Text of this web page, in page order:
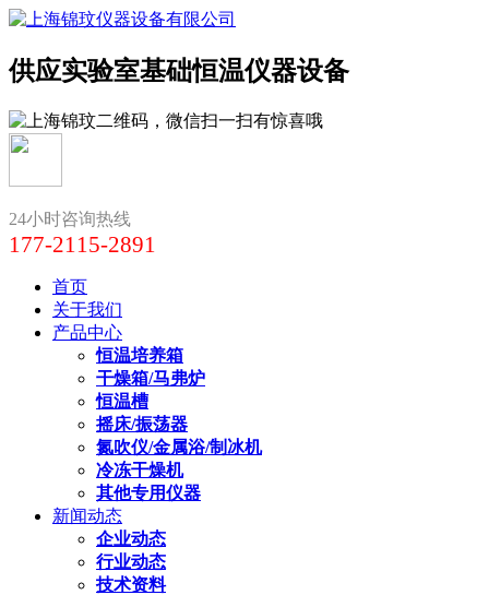
供应实验室基础恒温仪器设备
24小时咨询热线
177-2115-2891
首页
关于我们
产品中心
恒温培养箱
干燥箱/马弗炉
恒温槽
摇床/振荡器
氮吹仪/金属浴/制冰机
冷冻干燥机
其他专用仪器
新闻动态
企业动态
行业动态
技术资料